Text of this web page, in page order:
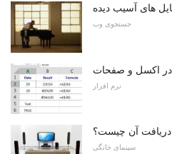
جستجوی وب
نرم افزار
دریافت آن چیست؟
سینمای خانگی